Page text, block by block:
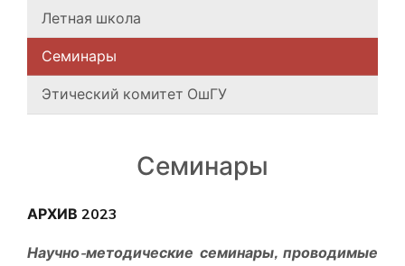
Летная школа
Семинары
Этический комитет ОшГУ
Семинары
АРХИВ 2023
Научно-методические семинары, проводимые